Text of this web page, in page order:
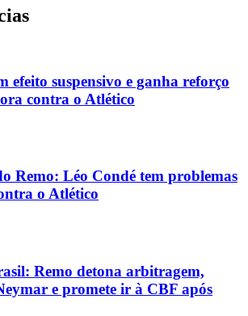
efeito suspensivo e ganha reforço
contra o Atlético
Remo: Léo Condé tem problemas
o Atlético
Remo detona arbitragem,
e promete ir à CBF após